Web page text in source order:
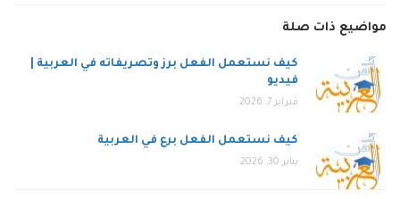
مواضيع ذات صلة
كيف نستعمل الفعل برز وتصريفاته في العربية |
فيديو
فبراير 7, 2026
كيف نستعمل الفعل برع في العربية
يناير 30, 2026